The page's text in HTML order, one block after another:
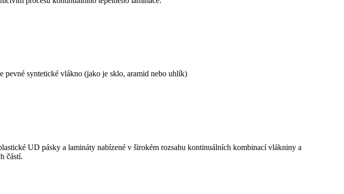
pevné syntetické vlákno (jako je sklo, aramid nebo uhlík)
UD pásky a lamináty nabízené v širokém rozsahu kontinuálních kombinací vlákniny a
částí.